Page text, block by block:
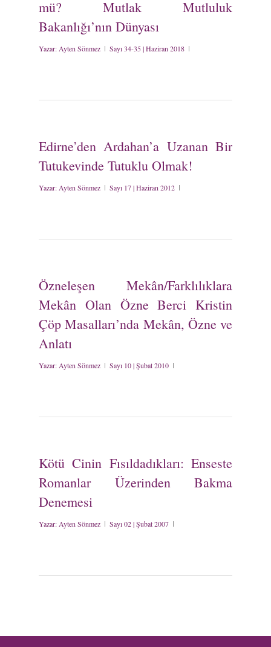
mü? Mutlak Mutluluk
Bakanlığı’nın Dünyası
Yazar: Ayten Sönmez Sayı 34-35 | Haziran 2018
Edirne’den Ardahan’a Uzanan Bir
Tutukevinde Tutuklu Olmak!
Yazar: Ayten Sönmez Sayı 17 | Haziran 2012
Özneleşen Mekân/Farklılıklara
Mekân Olan Özne Berci Kristin
Çöp Masalları’nda Mekân, Özne ve
Anlatı
Yazar: Ayten Sönmez Sayı 10 | Şubat 2010
Kötü Cinin Fısıldadıkları: Enseste
Romanlar Üzerinden Bakma
Denemesi
Yazar: Ayten Sönmez Sayı 02 | Şubat 2007